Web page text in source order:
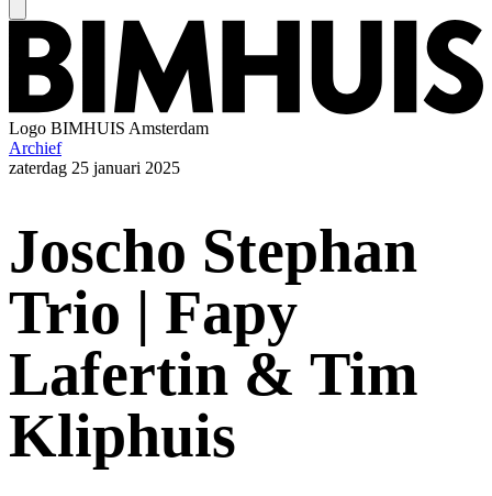
Logo BIMHUIS Amsterdam
Archief
zaterdag 25 januari 2025
Joscho Stephan
Trio | Fapy
Lafertin & Tim
Kliphuis